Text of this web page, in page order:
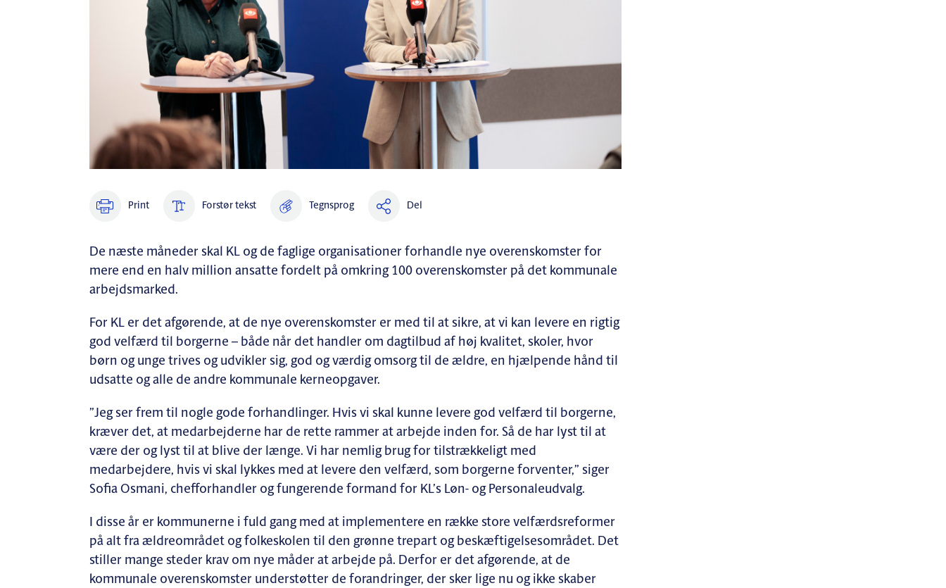
Print Forstør tekst Tegnsprog Del
De næste måneder skal KL og de faglige organisationer forhandle nye overenskomster for
mere end en halv million ansatte fordelt på omkring 100 overenskomster på det kommunale
arbejdsmarked.
For KL er det afgørende, at de nye overenskomster er med til at sikre, at vi kan levere en rigtig
god velfærd til borgerne – både når det handler om dagtilbud af høj kvalitet, skoler, hvor
børn og unge trives og udvikler sig, god og værdig omsorg til de ældre, en hjælpende hånd til
udsatte og alle de andre kommunale kerneopgaver.
”Jeg ser frem til nogle gode forhandlinger. Hvis vi skal kunne levere god velfærd til borgerne,
kræver det, at medarbejderne har de rette rammer at arbejde inden for. Så de har lyst til at
være der og lyst til at blive der længe. Vi har nemlig brug for tilstrækkeligt med
medarbejdere, hvis vi skal lykkes med at levere den velfærd, som borgerne forventer,” siger
Sofia Osmani, chefforhandler og fungerende formand for KL’s Løn- og Personaleudvalg.
I disse år er kommunerne i fuld gang med at implementere en række store velfærdsreformer
på alt fra ældreområdet og folkeskolen til den grønne trepart og beskæftigelsesområdet. Det
stiller mange steder krav om nye måder at arbejde på. Derfor er det afgørende, at de
kommunale overenskomster understøtter de forandringer, der sker lige nu og ikke skaber